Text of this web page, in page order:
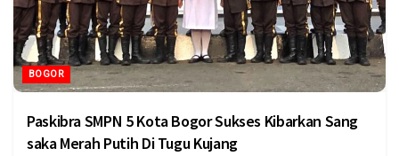
BOGOR
Paskibra SMPN 5 Kota Bogor Sukses Kibarkan Sang
saka Merah Putih Di Tugu Kujang